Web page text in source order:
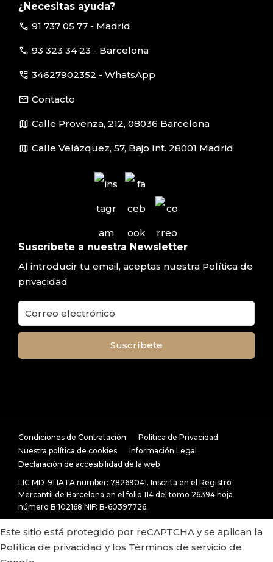
¿Necesitas ayuda?
call 91 737 05 77 - Madrid
call 93 323 34 23 - Barcelona
perm_phone_msg 34627902352 - WhatsApp
email Contacto
map Calle Provenza, 212, 08036 Barcelona
map Calle Velázquez, 57, Bajo Int. 28001 Madrid
Suscríbete a nuestra Newsletter
Al introducir tu email, aceptas nuestra Política de
privacidad
Condiciones de Contratación
Política de Privacidad
Nuestra política de cookies
Información Legal
Declaración de accesibilidad de la web
LIC MD-91 IATA number: 78269041. Inscrita en el Registro
Mercantil de Barcelona en el folio 114 del tomo 26394 hoja
número B 102168 NIF: B-60397726.
Este sitio está protegido por reCAPTCHA y se aplican la
Política de privacidad y los Términos de servicio de